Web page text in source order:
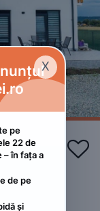

X
pe
22 de
în fața a
de pe
și